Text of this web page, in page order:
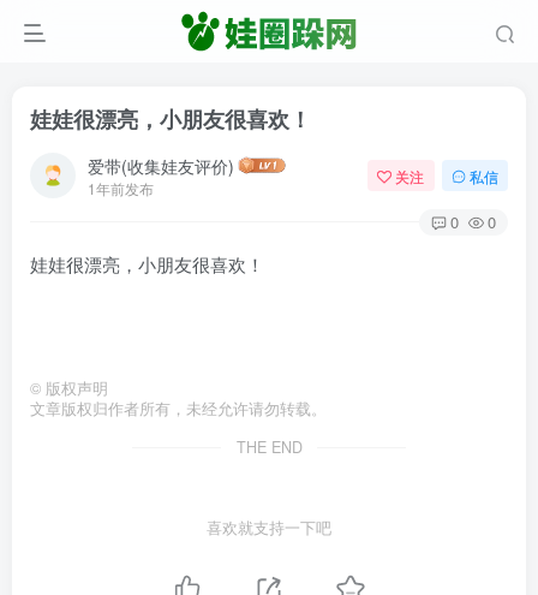
娃娃很漂亮，小朋友很喜欢！
爱带(收集娃友评价)
1年前发布
关注 私信
0 0
娃娃很漂亮，小朋友很喜欢！
© 版权声明
文章版权归作者所有，未经允许请勿转载。
THE END
喜欢就支持一下吧